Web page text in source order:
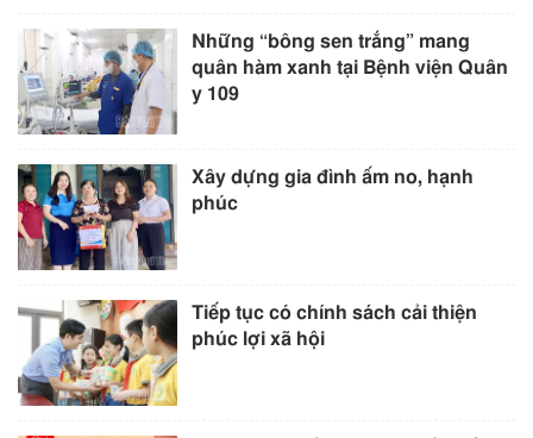
Những “bông sen trắng” mang
quân hàm xanh tại Bệnh viện Quân
y 109
Xây dựng gia đình ấm no, hạnh
phúc
Tiếp tục có chính sách cải thiện
phúc lợi xã hội